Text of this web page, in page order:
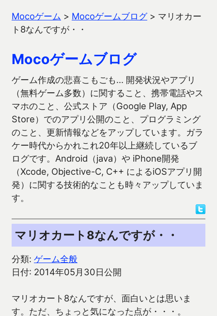
Mocoゲーム > Mocoゲームブログ> マリオカー
ト8なんですが・・
Mocoゲームブログ
ゲーム作成の悲喜こもごも… 開発状況やアプリ
（無料ゲーム多数）に関すること、携帯電話やス
マホのこと、公式ストア（Google Play, App
Store）でのアプリ公開のこと、プログラミング
のこと、更新情報などをアップしています。ガラ
ケー時代からかれこれ20年以上継続しているブ
ログです。Android（java）や iPhone開発
（Xcode, Objective-C, C++ によるiOSアプリ開
発）に関する技術的なことも時々アップしていま
す。
マリオカート8なんですが・・
分類: ゲーム全般
日付: 2014年05月30日公開
マリオカート8なんですが、面白いとは思いま
す。ただ、ちょっと気になった点が・・・。